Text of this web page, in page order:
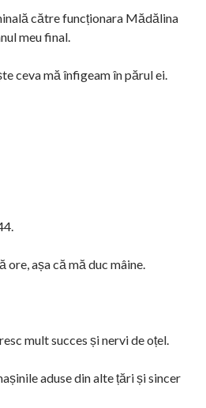
către funcționara Mădălina
meu final.
ceva mă înfigeam în părul ei.
așa că mă duc mâine.
mult succes și nervi de oțel.
aduse din alte țări și sincer